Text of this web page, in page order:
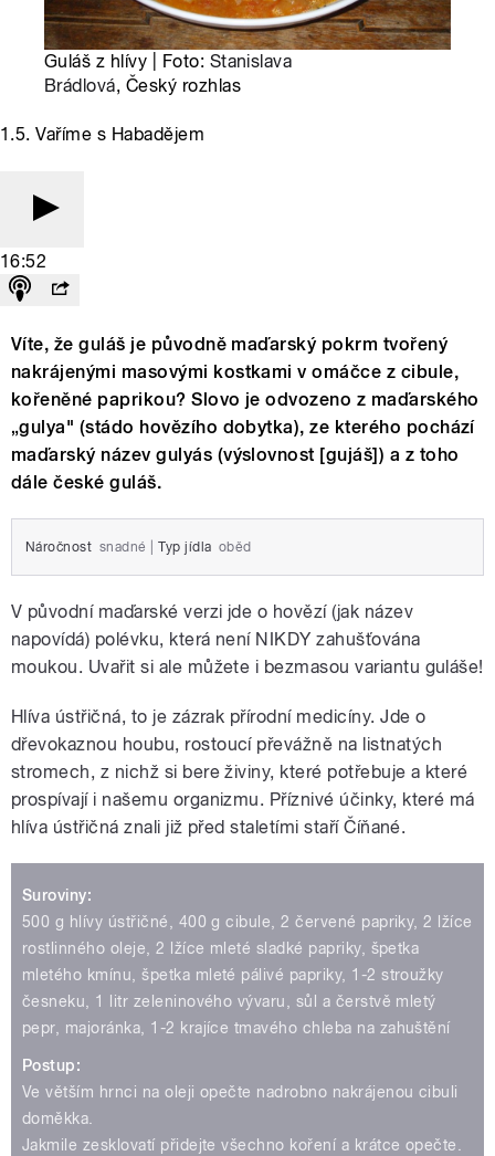
Guláš z hlívy | Foto: Stanislava
Brádlová, Český rozhlas
1.5. Vaříme s Habadějem
16:52
Víte, že guláš je původně maďarský pokrm tvořený
nakrájenými masovými kostkami v omáčce z cibule,
kořeněné paprikou? Slovo je odvozeno z maďarského
„gulya" (stádo hovězího dobytka), ze kterého pochází
maďarský název gulyás (výslovnost [gujáš]) a z toho
dále české guláš.
Náročnost snadné Typ jídla oběd
V původní maďarské verzi jde o hovězí (jak název
napovídá) polévku, která není NIKDY zahušťována
moukou. Uvařit si ale můžete i bezmasou variantu guláše!
Hlíva ústřičná, to je zázrak přírodní medicíny. Jde o
dřevokaznou houbu, rostoucí převážně na listnatých
stromech, z nichž si bere živiny, které potřebuje a které
prospívají i našemu organizmu. Příznivé účinky, které má
hlíva ústřičná znali již před staletími staří Číňané.
Suroviny:
500 g hlívy ústřičné, 400 g cibule, 2 červené papriky, 2 lžíce
rostlinného oleje, 2 lžíce mleté sladké papriky, špetka
mletého kmínu, špetka mleté pálivé papriky, 1-2 stroužky
česneku, 1 litr zeleninového vývaru, sůl a čerstvě mletý
pepr, majoránka, 1-2 krajíce tmavého chleba na zahuštění
Postup:
Ve větším hrnci na oleji opečte nadrobno nakrájenou cibuli
doměkka.
Jakmile zesklovatí přidejte všechno koření a krátce opečte.